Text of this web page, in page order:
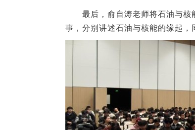
最后，俞自涛老师将石油与核
事，分别讲述石油与核能的缘起，